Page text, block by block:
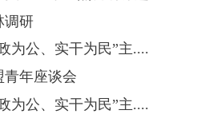
调研
为公、实干为民”主....
青年座谈会
为公、实干为民”主....